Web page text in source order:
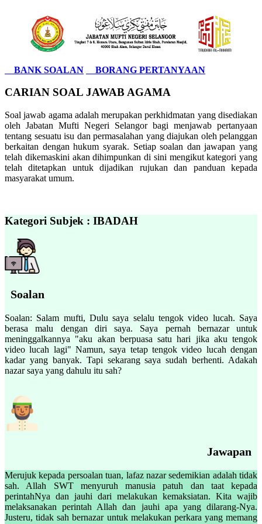
BANK SOALAN BORANG PERTANYAAN
CARIAN SOAL JAWAB AGAMA
Soal jawab agama adalah merupakan perkhidmatan yang disediakan
oleh Jabatan Mufti Negeri Selangor bagi menjawab pertanyaan
tentang sesuatu isu dan permasalahan yang diajukan oleh pelanggan
berkaitan dengan hukum syarak. Setiap soalan dan jawapan yang
telah dikemaskini akan dihimpunkan di sini mengikut kategori yang
telah ditetapkan untuk dijadikan rujukan dan panduan kepada
masyarakat umum.
Kategori Subjek : IBADAH
Soalan
Soalan: Salam mufti, Dulu saya selalu tengok video lucah. Saya
berasa malu dengan diri saya. Saya pernah bernazar untuk
meninggalkannya "aku akan berpuasa satu hari jika aku tengok
video lucah lagi" Namun, saya tetap tengok video lucah dengan
kadar yang banyak. Tapi sekarang saya sudah berhenti. Adakah
nazar saya yang dahulu itu sah?
Jawapan
Merujuk kepada persoalan tuan, lafaz nazar sedemikian adalah tidak
sah. Allah SWT menyuruh manusia patuh dan taat kepada
perintahNya dan jauhi dari melakukan kemaksiatan. Kita wajib
melaksanakan perintah Allah dan jauhi apa yang dilarang-Nya.
Justeru, tidak sah bernazar untuk melakukan perkara yang memang